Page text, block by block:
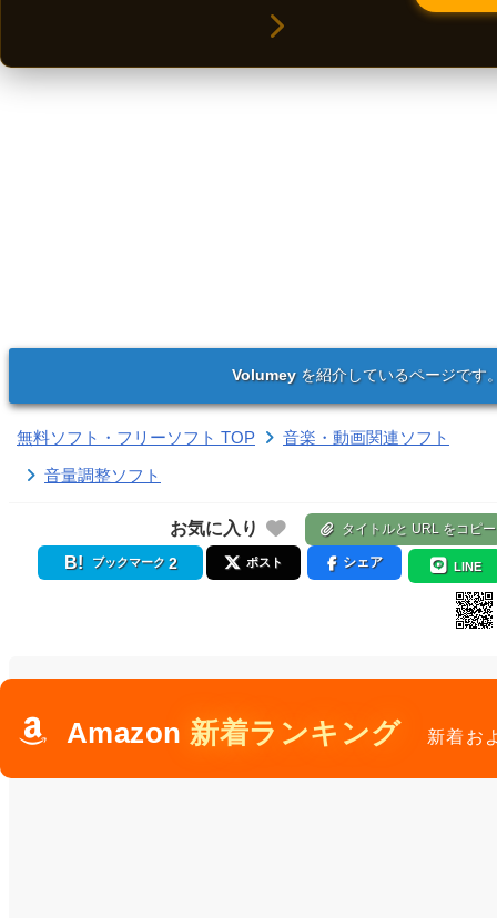
Volumeyを紹介しているページです
無料ソフト・フリーソフト TOP
音楽・動画関連ソフト
音量調整ソフト
お気に入り タイトルと URL をコピー
ブックマーク 2 ポスト シェア LINE
Amazon 新着ランキング 新着お